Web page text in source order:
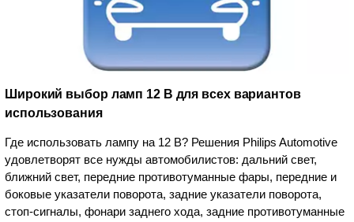
Широкий выбор ламп 12 В для всех вариантов
использования
Где использовать лампу на 12 В? Решения Philips Automotive
удовлетворят все нужды автомобилистов: дальний свет,
ближний свет, передние противотуманные фары, передние и
боковые указатели поворота, задние указатели поворота,
стоп-сигналы, фонари заднего хода, задние противотуманные